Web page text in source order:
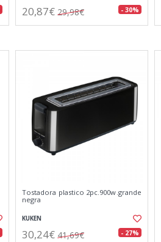
20,87€ 29,98€ - 30%
Tostadora plastico 2pc.900w.grande
negra
KUKEN
30,24€ 41,69€ - 27%